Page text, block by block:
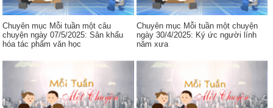
Chuyên mục Mỗi tuần một câu
chuyện ngày 07/5/2025: Sân khấu
hóa tác phẩm văn học
Chuyên mục Mỗi tuần một chuyện
ngày 30/4/2025: Ký ức người lính
năm xưa